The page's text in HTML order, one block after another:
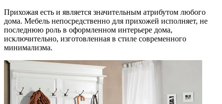
Прихожая есть и является значительным атрибутом любого
дома. Мебель непосредственно для прихожей исполняет, не
последнюю роль в оформленном интерьере дома,
исключительно, изготовленная в стиле современного
минимализма.